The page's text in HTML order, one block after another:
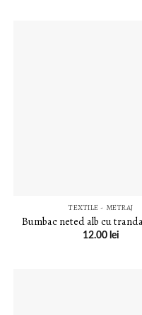
TEXTILE - METRAJ
Bumbac neted alb cu
12.00 lei